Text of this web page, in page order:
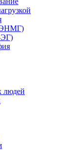
ЭГ)
людей